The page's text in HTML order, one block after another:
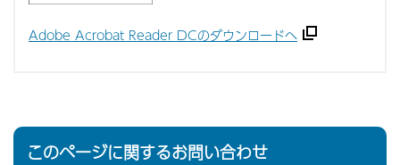
Adobe Acrobat Reader DCのダウンロードへ
このページに関するお問い合わせ